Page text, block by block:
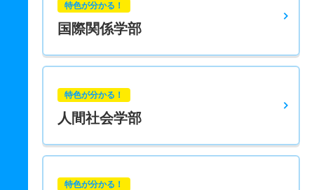
特色が分かる！
国際関係学部
特色が分かる！
人間社会学部
特色が分かる！